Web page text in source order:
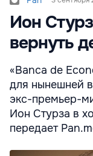
Ион
вернуть
«Banca de
для нынешней
экс-премьер-
Ион Стурза в
передает